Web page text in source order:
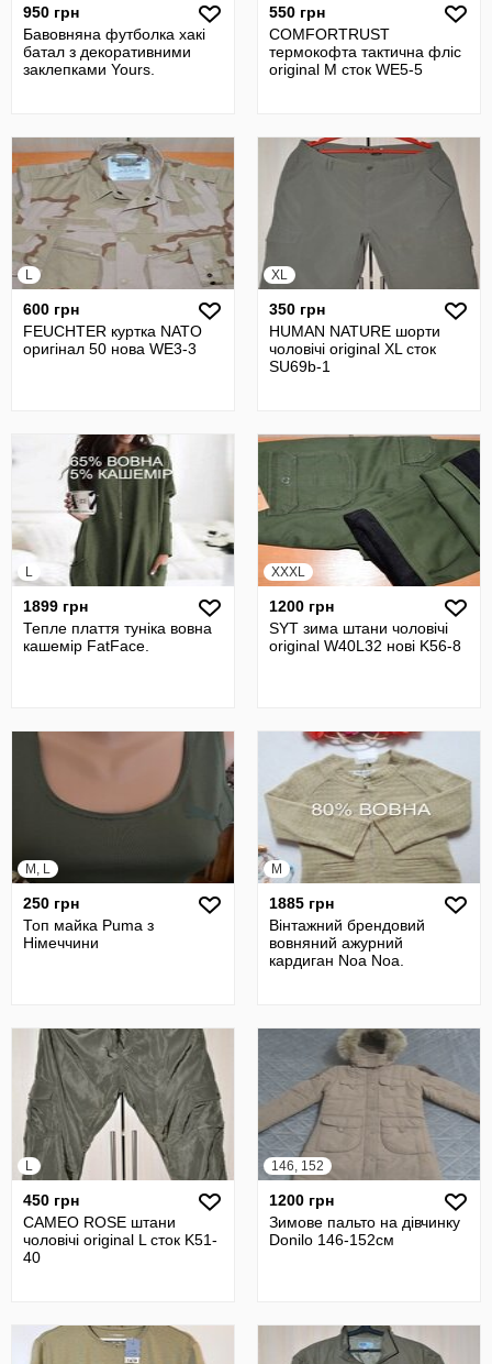
950 грн
Бавовняна футболка хакі
батал з декоративними
заклепками Yours.
550 грн
COMFORTRUST
термокофта тактична фліс
original M сток WE5-5
L
600 грн
FEUCHTER куртка NATO
оригінал 50 нова WE3-3
XL
350 грн
HUMAN NATURE шорти
чоловічі original XL сток
SU69b-1
L
1899 грн
Тепле плаття туніка вовна
кашемір FatFace.
XXXL
1200 грн
SYT зима штани чоловічі
original W40L32 нові K56-8
M, L
250 грн
Топ майка Puma з
Німеччини
M
1885 грн
Вінтажний брендовий
вовняний ажурний
кардиган Noa Noa.
L
450 грн
CAMEO ROSE штани
чоловічі original L сток K51-
40
146, 152
1200 грн
Зимове пальто на дівчинку
Donilo 146-152см